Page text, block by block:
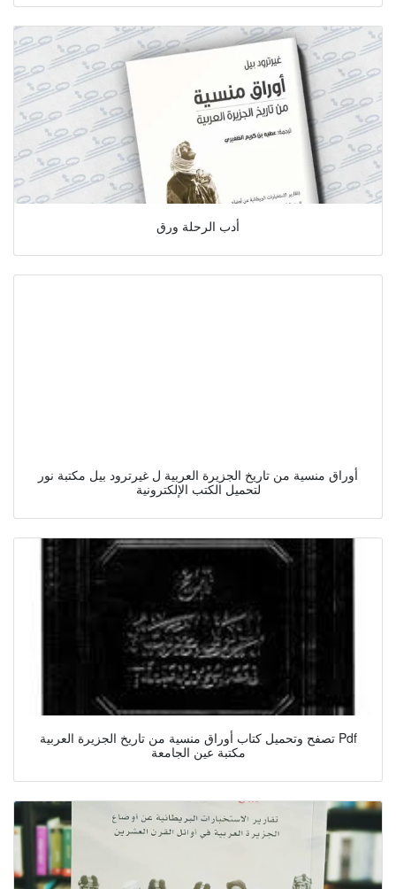
أدب الرحلة ورق
أوراق منسية من تاريخ الجزيرة العربية ل غيرترود بيل مكتبة نور
لتحميل الكتب الإلكترونية
تصفح وتحميل كتاب أوراق منسية من تاريخ الجزيرة العربية Pdf
مكتبة عين الجامعة